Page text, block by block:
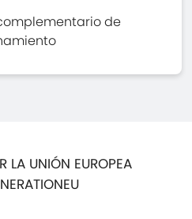
de
LA UNIÓN EUROPEA